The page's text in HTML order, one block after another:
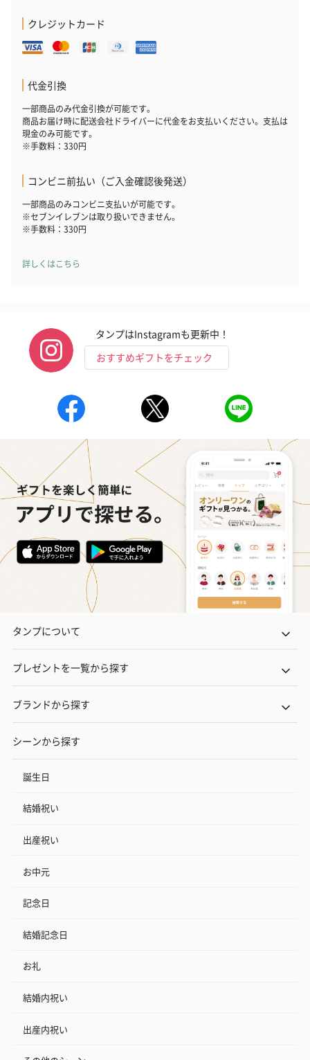
ハンドタオル・ハンカチ
ハンドタオル・ハンカチを同梱してお届けいたします。ギフトへ
花束ハンドタオル（ピ
ンク）（1,760円）
花束ハンドタオル（ブ
ルー）（1,760円）
フラッグカプセル：イ
ンセンススティック
（END）（880円）
フラッグカプセル：イ
ンセンススティック
（St.OSMANTHUS）
（880円）
ショートイン
（GRAPE
（880円）
お酒
お酒を同梱してお届けいたします。
※20歳未満の方への酒類の販売はいたしません。
プレミアムビール イネ
ディット（712円）
酔鯨 純米吟醸 吟麗
実楽山田錦
おつまみ・その他
お酒にぴったりのおつまみ・サプリを同梱してお届けいたしま
す。
いぶりがっことチーズ
クレジットカード
代金引換
一部商品のみ代金引換が可能です。
商品お届け時に配送会社ドライバーに代金をお支払いください。支払は
現金のみ可能です。
※手数料：330円
コンビニ前払い（ご入金確認後発送）
一部商品のみコンビニ支払いが可能です。
※セブンイレブンは取り扱いできません。
※手数料：330円
詳しくはこちら
タンプはInstagramも更新中！
おすすめギフトをチェック
タンプについて
プレゼントを一覧から探す
ブランドから探す
シーンから探す
誕生日
結婚祝い
出産祝い
お中元
記念日
結婚記念日
お礼
結婚内祝い
出産内祝い